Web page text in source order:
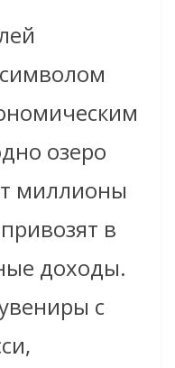
озеро
миллионы
в
доходы.
с